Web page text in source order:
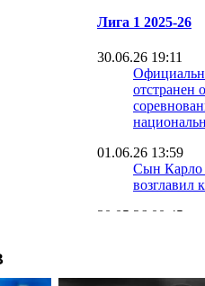
Лига 1 2025-26
30.06.26 19:11
отстранен
01.06.26 13:59
Сын Карло
возглавил
30.05.26 00:45